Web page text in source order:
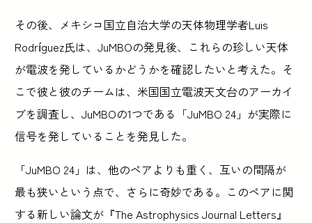
その後、メキシコ国立自治大学の天体物理学者Luis
Rodríguez氏は、JuMBOの発見後、これらの珍しい天体
が電波を発しているかどうかを確認したいと考えた。そ
こで彼と彼のチームは、米国国立電波天文台のアーカイ
ブを調査し、JuMBOの1つである「JuMBO 24」が実際に
信号を発していることを発見した。
「JuMBO 24」は、他のペアよりも重く、互いの間隔が
最も狭いという点で、さらに奇妙である。このペアに関
する新しい論文が『The Astrophysics Journal Letters』